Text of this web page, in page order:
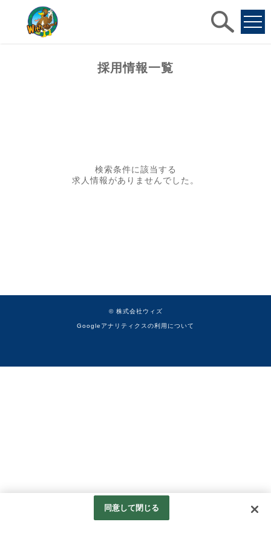
採用情報一覧
検索条件に該当する
求人情報がありませんでした。
© 株式会社ウィズ
Googleアナリティクスの利用について
同意して閉じる